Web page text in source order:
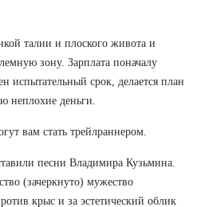
талии и плоского живота и
зону. Зарплата поначалу
испытательный срок, делается план
неплохие деньги.
вам стать трейлраннером.
песни Владимира Кузьмина.
(зачеркнуто) мужество
крыс и за эстетический облик